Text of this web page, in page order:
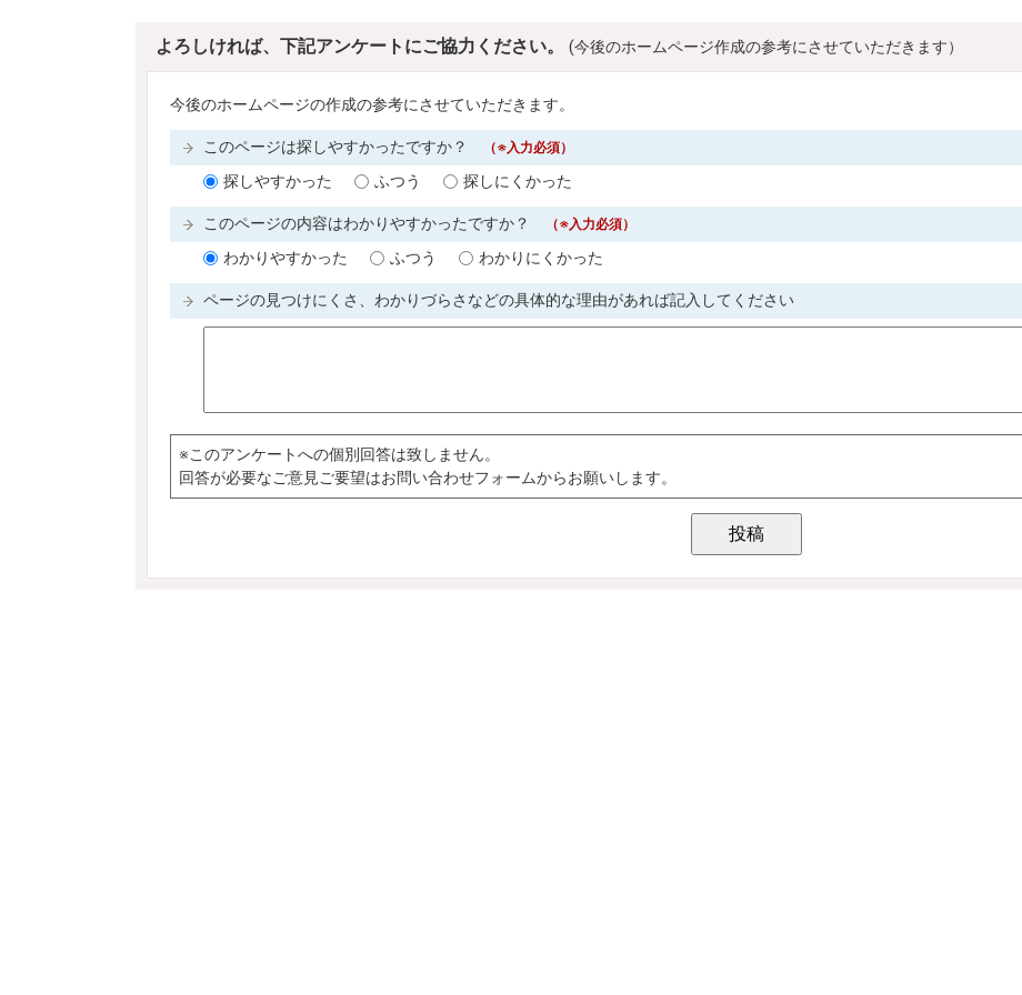
よろしければ、下記アンケートにご協力ください。 (今後のホームページ作成の参考にさせていただきます）
今後のホームページの作成の参考にさせていただきます。
このページは探しやすかったですか？ （※入力必須）
探しやすかった ふつう 探しにくかった
このページの内容はわかりやすかったですか？ （※入力必須）
わかりやすかった ふつう わかりにくかった
ページの見つけにくさ、わかりづらさなどの具体的な理由があれば記入してください
※このアンケートへの個別回答は致しません。
回答が必要なご意見ご要望はお問い合わせフォームからお願いします。